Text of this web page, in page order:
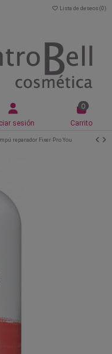
Lista de deseos (0 )
sesión
0
Carrito
reparador Fixer Pro You